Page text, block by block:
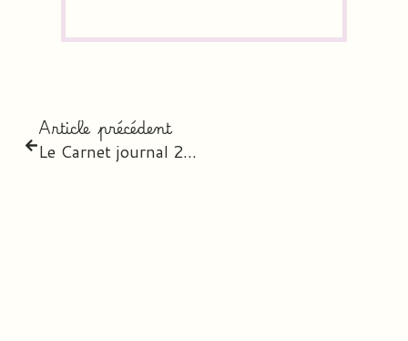
Article précédent
Le Carnet journal 2026-2027 – l’agenda digital personnalisé des professeurs des écoles